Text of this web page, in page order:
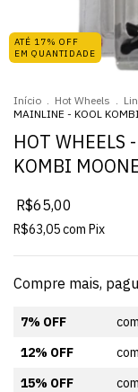
ATÉ 17% OFF
EM QUANTIDADE
Início . Hot Wheels .
MAINLINE - KOOL
HOT WHEELS
KOMBI
R$65,00
R$63,05com Pix
Compre mais,
7% OFF
12% OFF
15% OFF